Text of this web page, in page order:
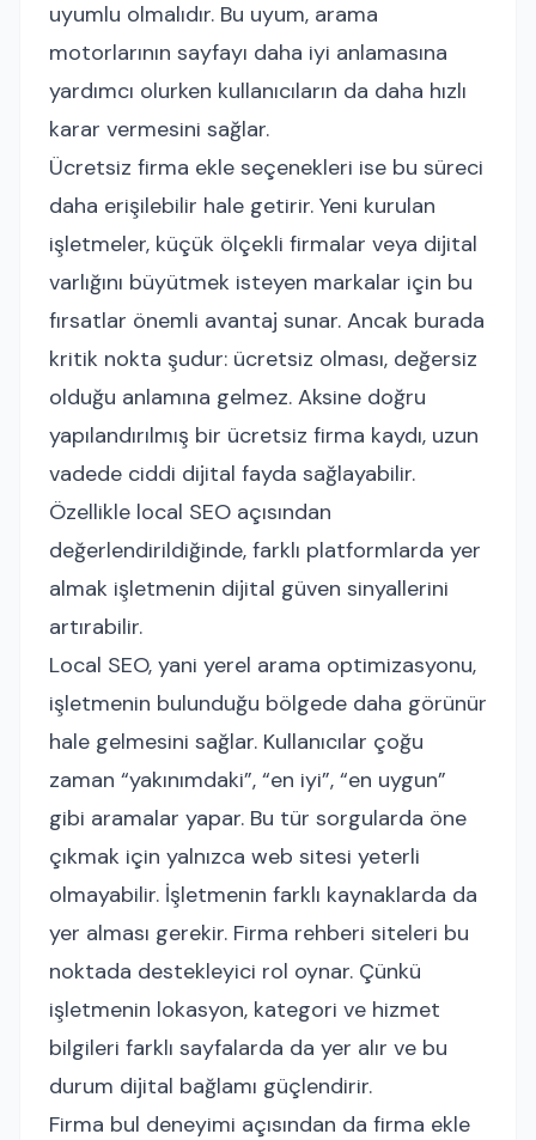
uyumlu olmalıdır. Bu uyum, arama
motorlarının sayfayı daha iyi anlamasına
yardımcı olurken kullanıcıların da daha hızlı
karar vermesini sağlar.
Ücretsiz firma ekle seçenekleri ise bu süreci
daha erişilebilir hale getirir. Yeni kurulan
işletmeler, küçük ölçekli firmalar veya dijital
varlığını büyütmek isteyen markalar için bu
fırsatlar önemli avantaj sunar. Ancak burada
kritik nokta şudur: ücretsiz olması, değersiz
olduğu anlamına gelmez. Aksine doğru
yapılandırılmış bir ücretsiz firma kaydı, uzun
vadede ciddi dijital fayda sağlayabilir.
Özellikle local SEO açısından
değerlendirildiğinde, farklı platformlarda yer
almak işletmenin dijital güven sinyallerini
artırabilir.
Local SEO, yani yerel arama optimizasyonu,
işletmenin bulunduğu bölgede daha görünür
hale gelmesini sağlar. Kullanıcılar çoğu
zaman “yakınımdaki”, “en iyi”, “en uygun”
gibi aramalar yapar. Bu tür sorgularda öne
çıkmak için yalnızca web sitesi yeterli
olmayabilir. İşletmenin farklı kaynaklarda da
yer alması gerekir. Firma rehberi siteleri bu
noktada destekleyici rol oynar. Çünkü
işletmenin lokasyon, kategori ve hizmet
bilgileri farklı sayfalarda da yer alır ve bu
durum dijital bağlamı güçlendirir.
Firma bul deneyimi açısından da firma ekle